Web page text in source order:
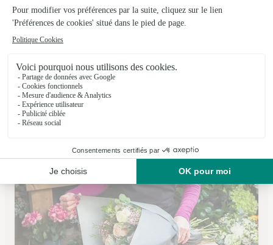
Carrement Fleurs
Le Passage
★★★ ★★4.5 (278)
Voir la boutique